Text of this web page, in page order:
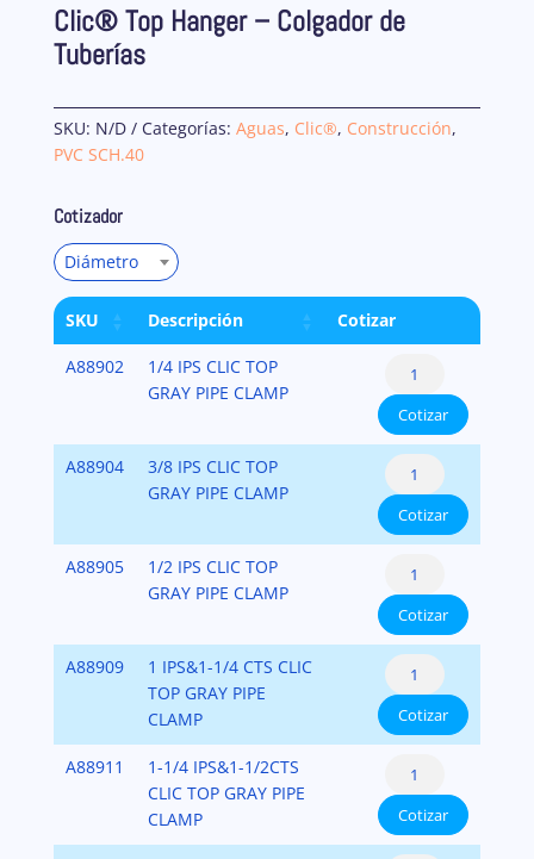
Clic® Top Hanger – Colgador de
Tuberías
SKU: N/D Categorías: Aguas, Clic®, Construcción,
PVC SCH.40
Cotizador
Diámetro
SKU Descripción Cotizar
A88902
1/4 IPS CLIC TOP
GRAY PIPE CLAMP
Clic®
Top
Hanger
-
Colgador
de
Tuberías
cantidad
Cotizar
A88904
3/8 IPS CLIC TOP
GRAY PIPE CLAMP
Clic®
Top
Hanger
-
Colgador
de
Tuberías
cantidad
Cotizar
A88905
1/2 IPS CLIC TOP
GRAY PIPE CLAMP
Clic®
Top
Hanger
-
Colgador
de
Tuberías
cantidad
Cotizar
A88909
1 IPS&1-1/4 CTS CLIC
TOP GRAY PIPE
CLAMP
Clic®
Top
Hanger
-
Colgador
de
Tuberías
cantidad
Cotizar
A88911
1-1/4 IPS&1-1/2CTS
CLIC TOP GRAY PIPE
CLAMP
Clic®
Top
Hanger
-
Cotizar